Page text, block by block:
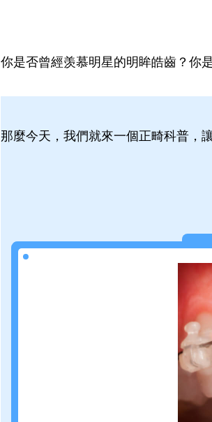
你是否曾經羡慕明星的明眸皓齒？你
那麼今天，我們就來一個正畸科普，